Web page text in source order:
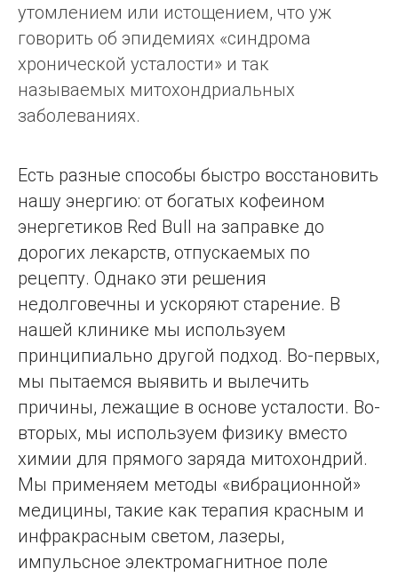
утомлением или истощением, что уж
говорить об эпидемиях «синдрома
хронической усталости» и так
называемых митохондриальных
заболеваниях.
Есть разные способы быстро восстановить
нашу энергию: от богатых кофеином
энергетиков Red Bull на заправке до
дорогих лекарств, отпускаемых по
рецепту. Однако эти решения
недолговечны и ускоряют старение. В
нашей клинике мы используем
принципиально другой подход. Во-первых,
мы пытаемся выявить и вылечить
причины, лежащие в основе усталости. Во-
вторых, мы используем физику вместо
химии для прямого заряда митохондрий.
Мы применяем методы «вибрационной»
медицины, такие как терапия красным и
инфракрасным светом, лазеры,
импульсное электромагнитное поле